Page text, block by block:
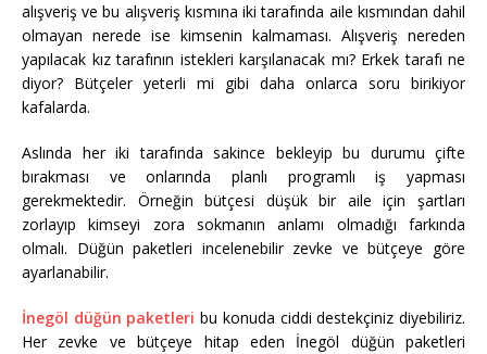
alışveriş ve bu alışveriş kısmına iki tarafında aile kısmından dahil
olmayan nerede ise kimsenin kalmaması. Alışveriş nereden
yapılacak kız tarafının istekleri karşılanacak mı? Erkek tarafı ne
diyor? Bütçeler yeterli mi gibi daha onlarca soru birikiyor
kafalarda.
Aslında her iki tarafında sakince bekleyip bu durumu çifte
bırakması ve onlarında planlı programlı iş yapması
gerekmektedir. Örneğin bütçesi düşük bir aile için şartları
zorlayıp kimseyi zora sokmanın anlamı olmadığı farkında
olmalı. Düğün paketleri incelenebilir zevke ve bütçeye göre
ayarlanabilir.
İnegöl düğün paketleri bu konuda ciddi destekçiniz diyebiliriz.
Her zevke ve bütçeye hitap eden İnegöl düğün paketleri